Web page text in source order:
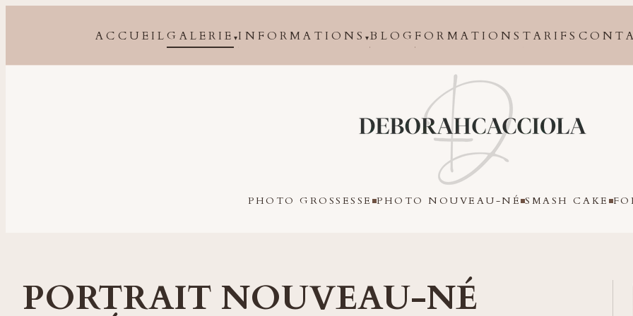
ACCUEILGALERIE▾INFORMATIONS▾BLOGFORMATIONS TARIFS
PHOTO GROSSESSE PHOTO NOUVEAU-NÉ SMASH CAKE
PORTRAIT NOUVEAU-NÉ